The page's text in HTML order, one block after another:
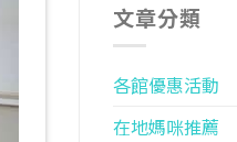
文章分類
各館優惠活動
在地媽咪推薦